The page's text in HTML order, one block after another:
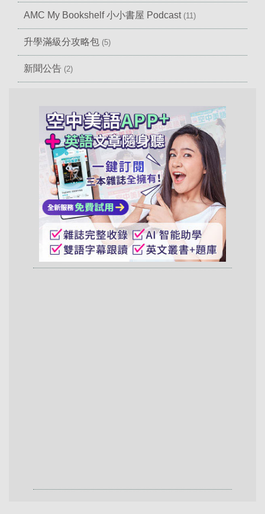
AMC My Bookshelf 小小書屋 Podcast (11)
升學滿級分攻略包 (5)
新聞公告 (2)